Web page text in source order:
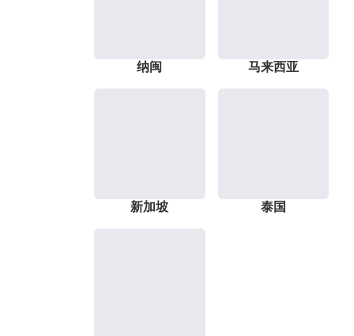
纳闽 马来西亚
新加坡 泰国